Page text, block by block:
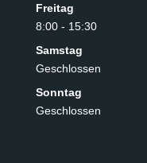
Freitag
8:00 - 15:30
Samstag
Geschlossen
Sonntag
Geschlossen